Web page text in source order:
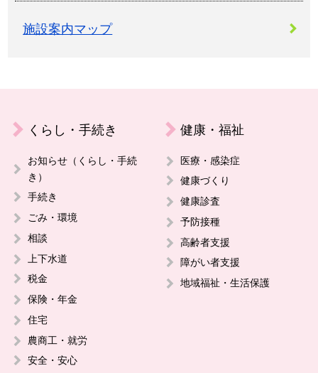
施設案内マップ
くらし・手続き
お知らせ（くらし・手続
き）
手続き
ごみ・環境
相談
上下水道
税金
保険・年金
住宅
農商工・就労
安全・安心
健康・福祉
医療・感染症
健康づくり
健康診査
予防接種
高齢者支援
障がい者支援
地域福祉・生活保護